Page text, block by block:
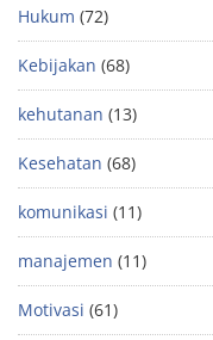
Hukum (72)
Kebijakan (68)
kehutanan (13)
Kesehatan (68)
komunikasi (11)
manajemen (11)
Motivasi (61)